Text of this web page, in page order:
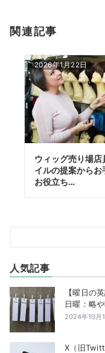
関連記事
2026年1月22日
ウィッグ売り場店
イルの提案からお
お役立ち…
人気記事
【曜日の
日曜：略
2024年10月
X（旧